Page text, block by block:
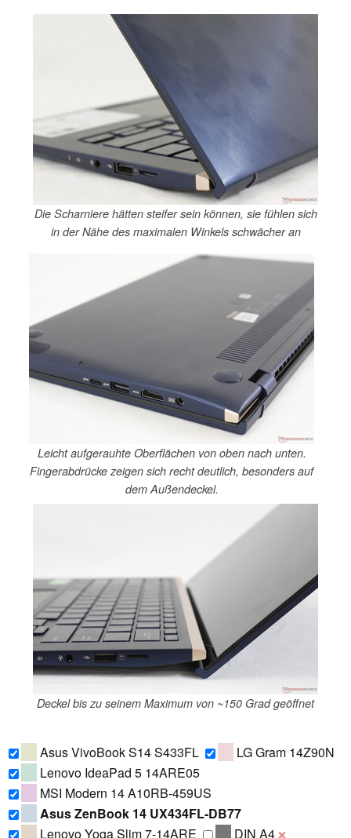
Die Scharniere hätten steifer sein können, sie fühlen sich
in der Nähe des maximalen Winkels schwächer an
Leicht aufgerauhte Oberflächen von oben nach unten.
Fingerabdrücke zeigen sich recht deutlich, besonders auf
dem Außendeckel.
Deckel bis zu seinem Maximum von ~150 Grad geöffnet
Asus VivoBook S14 S433FL
LG Gram 14Z90N
Lenovo IdeaPad 5 14ARE05
MSI Modern 14 A10RB-459US
Asus ZenBook 14 UX434FL-DB77
Lenovo Yoga Slim 7-14ARE
DIN A4 ❌